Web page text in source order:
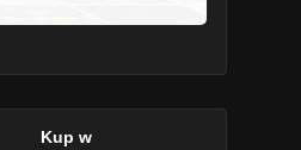
Kup w